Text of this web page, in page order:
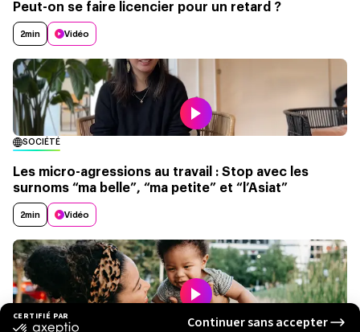
Peut-on se faire licencier pour un retard ?
2min Vidéo
SOCIÉTÉ
Les micro-agressions au travail : Stop avec les
surnoms “ma belle”, “ma petite” et “l’Asiat”
2min Vidéo
CULTURE TAF